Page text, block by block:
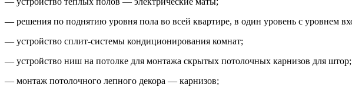
— решения по поднятию уровня пола во всей квартире, в один уровень с уровнем
— устройство сплит-системы кондиционирования комнат;
— устройство ниш на потолке для монтажа скрытых потолочных карнизов для штор;
— монтаж потолочного лепного декора — карнизов;